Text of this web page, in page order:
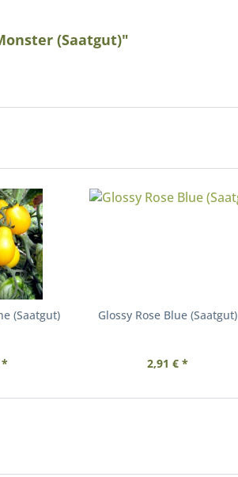
(Saatgut)"
(Saatgut)
*
Glossy Rose Blue (Saatgut)
2,91 € *